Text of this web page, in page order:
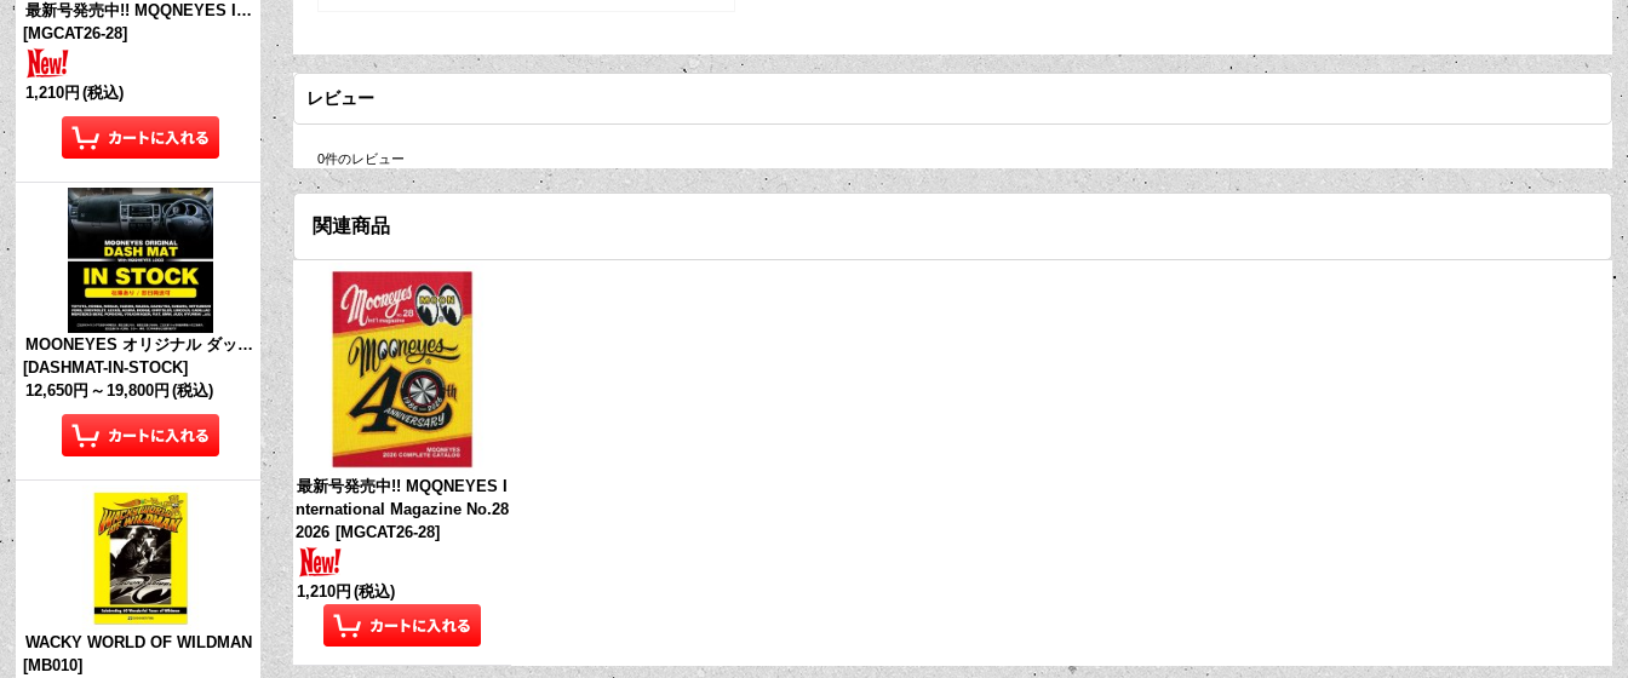
最新号発売中!! MQQNEYES International Magazine No.28 2026
[MGCAT26-28]
1,210円 (税込)
MOONEYES オリジナル ダッシュマット (in Stock!)
[DASHMAT-IN-STOCK]
12,650円 ～ 19,800円 (税込)
WACKY WORLD OF WILDMAN
[MB010]
レビュー
0件のレビュー
関連商品
最新号発売中!! MQQNEYES I
nternational Magazine No.28
2026 [MGCAT26-28]
1,210円 (税込)